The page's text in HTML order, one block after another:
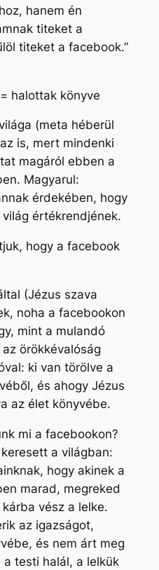
hanem én
titeket a
titeket a facebook.”
halottak könyve
(meta héberül
is, mert mindenki
magáról ebben a
Magyarul:
érdekében, hogy
értékrendjének.
hogy a facebook
(Jézus szava
noha a facebookon
mint a mulandó
örökkévalóság
ki van törölve a
és ahogy Jézus
az élet könyvébe.
mi a facebookon?
a világban:
hogy akinek a
marad, megreked
vész a lelke.
az igazságot,
és nem árt meg
testi halál, a lelkük